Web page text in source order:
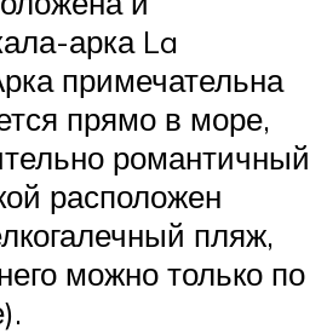
арка La
примечательна
прямо в море,
романтичный
расположен
пляж,
можно только по